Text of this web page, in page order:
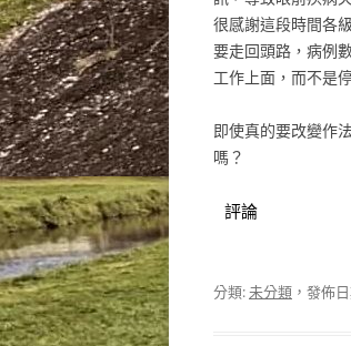
很感謝這段時間各
要走回頭路，病例
工作上面，而不是
即使真的要改變作
嗎？
評論
分類:未分類 ，發佈